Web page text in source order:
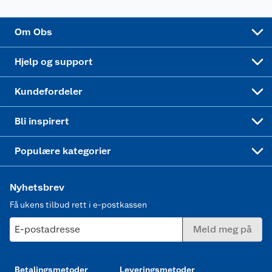
Om Obs
Hjelp og support
Kundefordeler
Bli inspirert
Populære kategorier
Nyhetsbrev
Få ukens tilbud rett i e-postkassen
E-postadresse Meld meg på
Betalingsmetoder Leveringsmetoder